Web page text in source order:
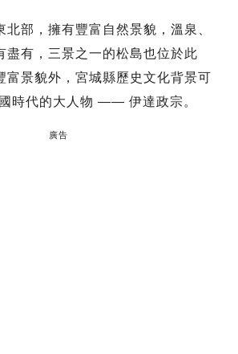
北部，擁有豐富自然景貌，溫泉、
盡有，三景之一的松島也位於此
富景貌外，宮城縣歷史文化背景可
時代的大人物 —— 伊達政宗。
廣告